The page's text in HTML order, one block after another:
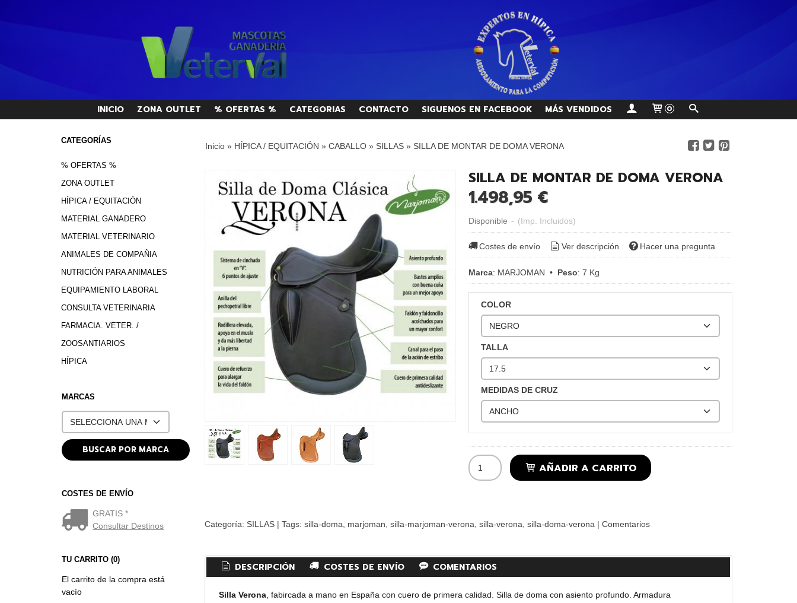
INICIO ZONA OUTLET % OFERTAS % CATEGORIAS CONTACTO SIGUENOS EN FACEBOOK MÁS VENDIDOS 0
CATEGORÍAS
% OFERTAS %
ZONA OUTLET
HÍPICA / EQUITACIÓN
MATERIAL GANADERO
MATERIAL VETERINARIO
ANIMALES DE COMPAÑIA
NUTRICIÓN PARA ANIMALES
EQUIPAMIENTO LABORAL
CONSULTA VETERINARIA
FARMACIA. VETER. /
ZOOSANTIARIOS
HÍPICA
MARCAS
COSTES DE ENVÍO
GRATIS *
Consultar Destinos
TU CARRITO (0)
El carrito de la compra está
vacío
Inicio» HÍPICA / EQUITACIÓN » CABALLO» SILLAS» SILLA DE MONTAR DE DOMA VERONA
SILLA DE MONTAR DE DOMA VERONA
1.498,95 €
Disponible - (Imp. Incluidos)
Costes de envío Ver descripción Hacer una pregunta
Marca: MARJOMAN • Peso: 7 Kg
COLOR
TALLA
MEDIDAS DE CRUZ
AÑADIR A CARRITO
Categoría: SILLAS| Tags: silla-doma marjoman silla-marjoman-verona silla-verona silla-doma-verona | Comentarios
DESCRIPCIÓN COSTES DE ENVÍO COMENTARIOS
Silla Verona , fabircada a mano en España con cuero de primera calidad. Silla de doma con asiento profundo. Armadura